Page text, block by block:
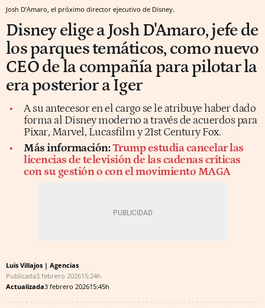
Josh D’Amaro, el próximo director ejecutivo de Disney.
Disney elige a Josh D'Amaro, jefe de
los parques temáticos, como nuevo
CEO de la compañía para pilotar la
era posterior a Iger
A su antecesor en el cargo se le atribuye haber dado
forma al Disney moderno a través de acuerdos para
Pixar, Marvel, Lucasfilm y 21st Century Fox.
Más información:Trump estudia cancelar las
licencias de televisión de las cadenas críticas
con su gestión o con el movimiento MAGA
Luis Villajos | Agencias
Publicada3 febrero 202615:24h
Actualizada3 febrero 202615:45h